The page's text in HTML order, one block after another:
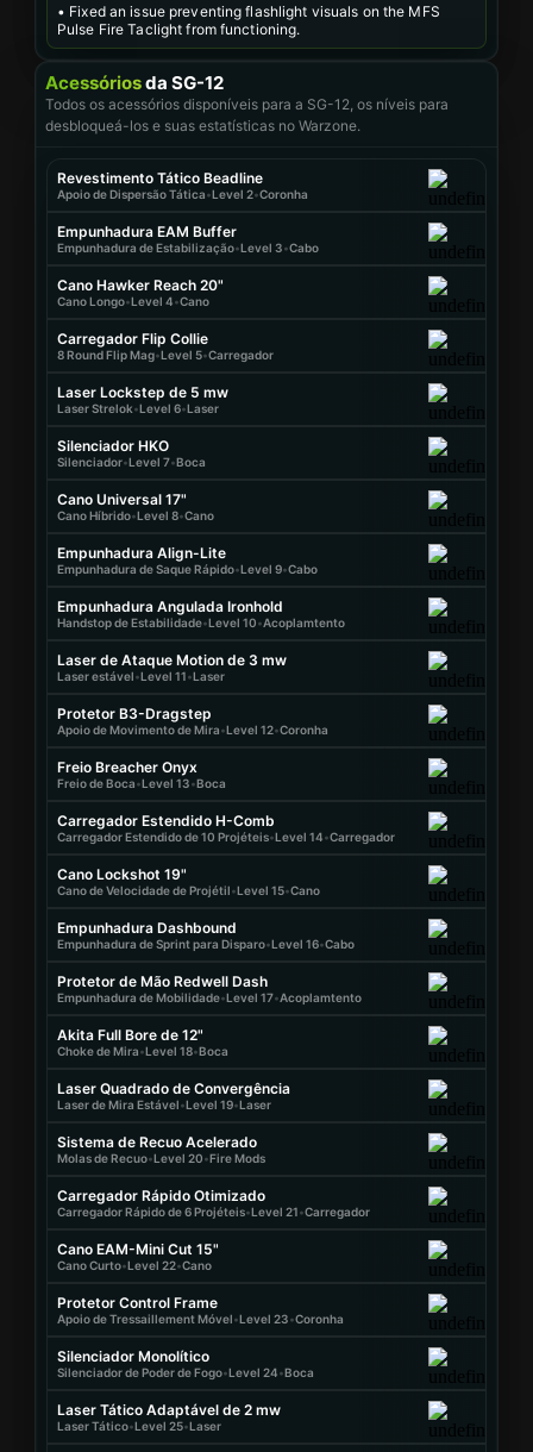
• Fixed an issue preventing flashlight visuals on the MFS
Pulse Fire Taclight from functioning.
Acessóriosda SG-12
Todos os acessórios disponíveis para a SG-12, os níveis para
desbloqueá-los e suas estatísticas no Warzone.
Revestimento Tático Beadline
Apoio de Dispersão Tática•Level 2•Coronha
Empunhadura EAM Buffer
Empunhadura de Estabilização•Level 3•Cabo
Cano Hawker Reach 20"
Cano Longo•Level 4•Cano
Carregador Flip Collie
8 Round Flip Mag•Level 5•Carregador
Laser Lockstep de 5 mw
Laser Strelok•Level 6•Laser
Silenciador HKO
Silenciador•Level 7•Boca
Cano Universal 17"
Cano Híbrido•Level 8•Cano
Empunhadura Align-Lite
Empunhadura de Saque Rápido•Level 9•Cabo
Empunhadura Angulada Ironhold
Handstop de Estabilidade•Level 10•Acoplamtento
Laser de Ataque Motion de 3 mw
Laser estável•Level 11•Laser
Protetor B3-Dragstep
Apoio de Movimento de Mira•Level 12•Coronha
Freio Breacher Onyx
Freio de Boca•Level 13•Boca
Carregador Estendido H-Comb
Carregador Estendido de 10 Projéteis•Level 14•Carregador
Cano Lockshot 19"
Cano de Velocidade de Projétil•Level 15•Cano
Empunhadura Dashbound
Empunhadura de Sprint para Disparo•Level 16•Cabo
Protetor de Mão Redwell Dash
Empunhadura de Mobilidade•Level 17•Acoplamtento
Akita Full Bore de 12"
Choke de Mira•Level 18•Boca
Laser Quadrado de Convergência
Laser de Mira Estável•Level 19•Laser
Sistema de Recuo Acelerado
Molas de Recuo•Level 20•Fire Mods
Carregador Rápido Otimizado
Carregador Rápido de 6 Projéteis•Level 21•Carregador
Cano EAM-Mini Cut 15"
Cano Curto•Level 22•Cano
Protetor Control Frame
Apoio de Tressaillement Móvel•Level 23•Coronha
Silenciador Monolítico
Silenciador de Poder de Fogo•Level 24•Boca
Laser Tático Adaptável de 2 mw
Laser Tático•Level 25•Laser